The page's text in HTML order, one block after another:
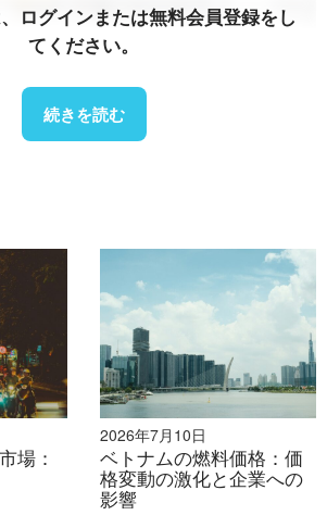
ース： タコオート
はより厳しい状況になっています。
需要は鈍化しており、電気自動車や
らの輸入車が競争圧力を高めていま
グメントへの進出も市場構造を変え
ログインまたは無料会員登録をし
てください。
続きを読む
場：
2026年7月10日
ベトナムの燃料価格：価
格変動の激化と企業への
影響